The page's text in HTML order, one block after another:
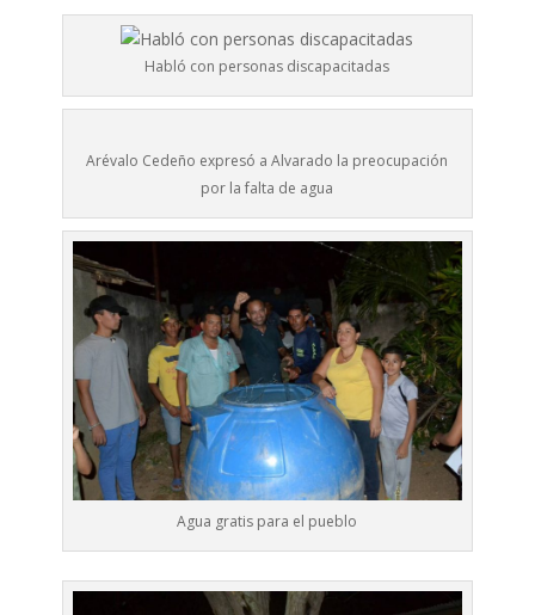
Habló con personas discapacitadas
Arévalo Cedeño expresó a Alvarado la preocupación
por la falta de agua
Agua gratis para el pueblo